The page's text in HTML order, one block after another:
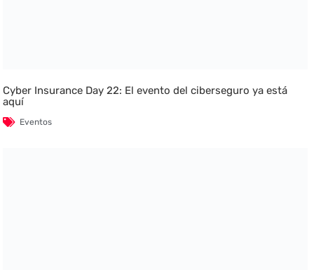
Cyber Insurance Day 22: El evento del ciberseguro ya está
aquí
Eventos